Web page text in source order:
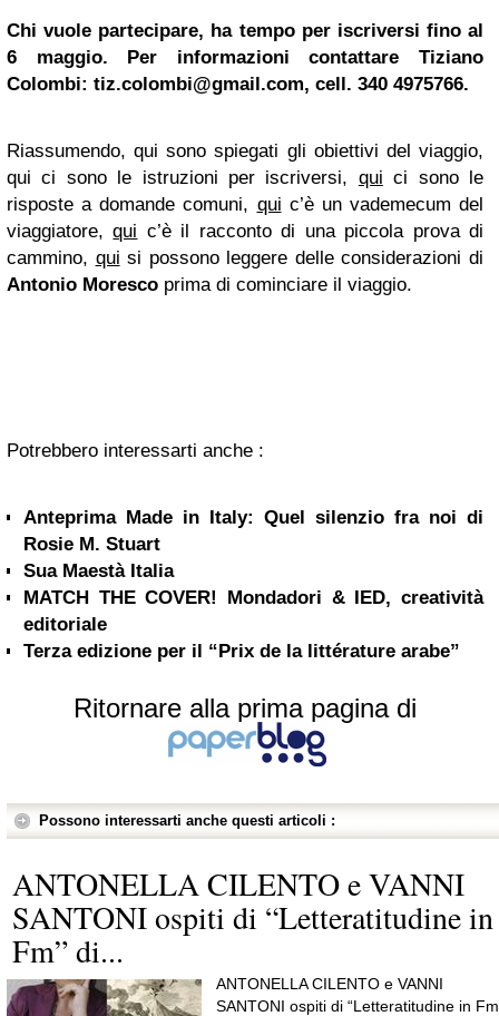
Chi vuole partecipare, ha tempo per iscriversi fino al
6 maggio. Per informazioni contattare Tiziano
Colombi: tiz.colombi@gmail.com, cell. 340 4975766.
Riassumendo, qui sono spiegati gli obiettivi del viaggio,
qui ci sono le istruzioni per iscriversi, qui ci sono le
risposte a domande comuni, qui c’è un vademecum del
viaggiatore,qui c’è il racconto di una piccola prova di
cammino, qui si possono leggere delle considerazioni di
Antonio Moresco prima di cominciare il viaggio.
Potrebbero interessarti anche :
Anteprima Made in Italy: Quel silenzio fra noi di
Rosie M. Stuart
Sua Maestà Italia
MATCH THE COVER! Mondadori & IED, creatività
editoriale
Terza edizione per il “Prix de la littérature arabe”
Ritornare alla prima pagina di
Possono interessarti anche questi articoli :
ANTONELLA CILENTO e VANNI
SANTONI ospiti di “Letteratitudine in
Fm” di...
ANTONELLA CILENTO e VANNI
SANTONI ospiti di “Letteratitudine in